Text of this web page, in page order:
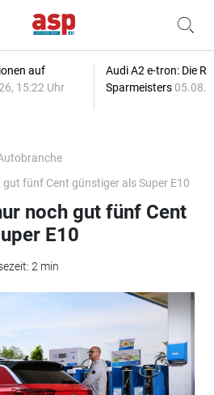
auf
15:22 Uhr
Audi A2 e-tron: Die
Sparmeisters
gut fünf Cent günstiger als Super E10
noch gut fünf Cent
E10
2 min